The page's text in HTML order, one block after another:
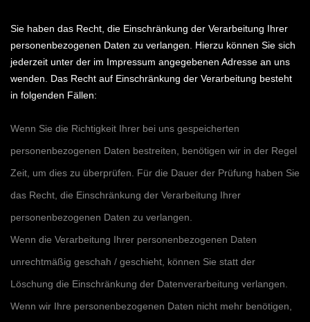
Sie haben das Recht, die Einschränkung der Verarbeitung Ihrer
personenbezogenen Daten zu verlangen. Hierzu können Sie sich
jederzeit unter der im Impressum angegebenen Adresse an uns
wenden. Das Recht auf Einschränkung der Verarbeitung besteht
in folgenden Fällen:
Wenn Sie die Richtigkeit Ihrer bei uns gespeicherten
personenbezogenen Daten bestreiten, benötigen wir in der Regel
Zeit, um dies zu überprüfen. Für die Dauer der Prüfung haben Sie
das Recht, die Einschränkung der Verarbeitung Ihrer
personenbezogenen Daten zu verlangen.
Wenn die Verarbeitung Ihrer personenbezogenen Daten
unrechtmäßig geschah / geschieht, können Sie statt der
Löschung die Einschränkung der Datenverarbeitung verlangen.
Wenn wir Ihre personenbezogenen Daten nicht mehr benötigen,